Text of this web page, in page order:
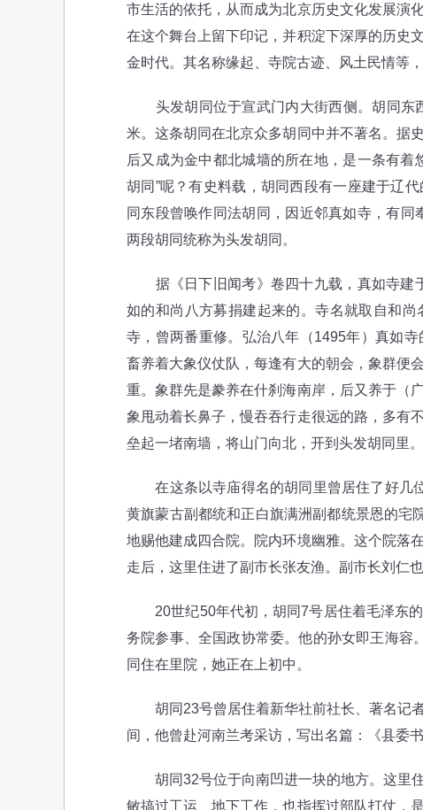
市生活的依托，从而成为北京历史文化发展演
在这个舞台上留下印记，并积淀下深厚的历史
金时代。其名称缘起、寺院古迹、风土民情等
头发胡同位于宣武门内大街西侧。胡同东
米。这条胡同在北京众多胡同中并不著名。据
后又成为金中都北城墙的所在地，是一条有
胡同”呢？有史料载，胡同西段有一座建于辽
同东段曾唤作同法胡同，因近邻真如寺，有同
两段胡同统称为头发胡同。
据《日下旧闻考》卷四十九载，真如寺建
如的和尚八方募捐建起来的。寺名就取自和
寺，曾两番重修。弘治八年（1495年）真如
畜养着大象仪仗队，每逢有大的朝会，象群便
重。象群先是豢养在什刹海南岸，后又养于（
象甩动着长鼻子，慢吞吞行走很远的路，多有
垒起一堵南墙，将山门向北，开到头发胡同里
在这条以寺庙得名的胡同里曾居住了好几
黄旗蒙古副都统和正白旗满洲副都统景恩的宅
地赐他建成四合院。院内环境幽雅。这个院落
走后，这里住进了副市长张友渔。副市长刘仁
20世纪50年代初，胡同7号居住着毛泽东的
务院参事、全国政协常委。他的孙女即王海容
同住在里院，她正在上初中。
胡同23号曾居住着新华社前社长、著名记者
间，他曾赴河南兰考采访，写出名篇：《县委
胡同32号位于向南凹进一块的地方。这里住
敏搞过工运、地下工作，也指挥过部队打仗，